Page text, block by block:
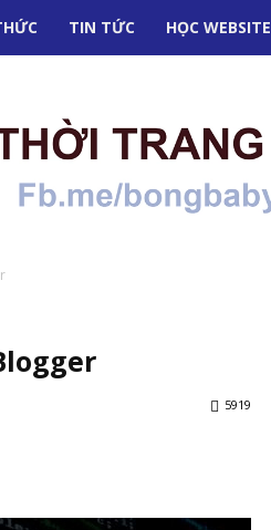
TIN TỨC HỌC WEBSITE
5919